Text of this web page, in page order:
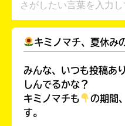
キミノマチ、夏休み
みんな、いつも投稿あ
しんでるかな？
キミノマチも
の期間
す。